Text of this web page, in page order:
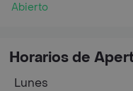
Abierto
Horarios de
Lunes